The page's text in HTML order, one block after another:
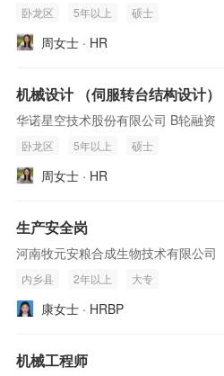
卧龙区 5年以上 硕士
周女士 · HR
机械设计 （伺服转台结构设计）
华诺星空技术股份有限公司 B轮融资
卧龙区 5年以上 硕士
周女士 · HR
生产安全岗
河南牧元安粮合成生物技术有限公司
内乡县 2年以上 大专
康女士 · HRBP
机械工程师